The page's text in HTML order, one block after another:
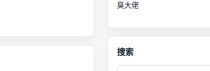
臭大佬
搜索